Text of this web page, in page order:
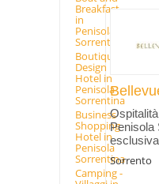
Breakfast
in
Penisola
Sorrentina
Boutique
Design
Hotel in
Penisola
Sorrentina
Business
Shopping
Hotel in
Penisola
Sorrentina
Camping -
Penisola
esclusiva
Sorrento